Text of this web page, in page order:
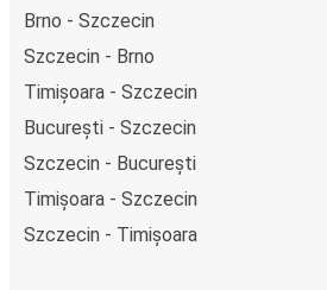
Brno - Szczecin
Szczecin - Brno
Timișoara - Szczecin
București - Szczecin
Szczecin - București
Timișoara - Szczecin
Szczecin - Timișoara